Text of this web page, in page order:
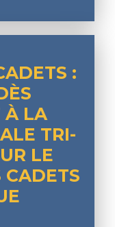
:
À LA
TRI-
LE
CADETS